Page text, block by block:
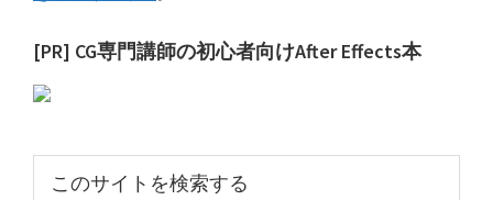
最
初
サ
[PR] CG専門講師の初心者向けAfter Effects本